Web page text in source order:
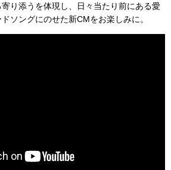
り添うを体現し、日々当たり前にある愛
ソングにのせた新CMをお楽しみに。